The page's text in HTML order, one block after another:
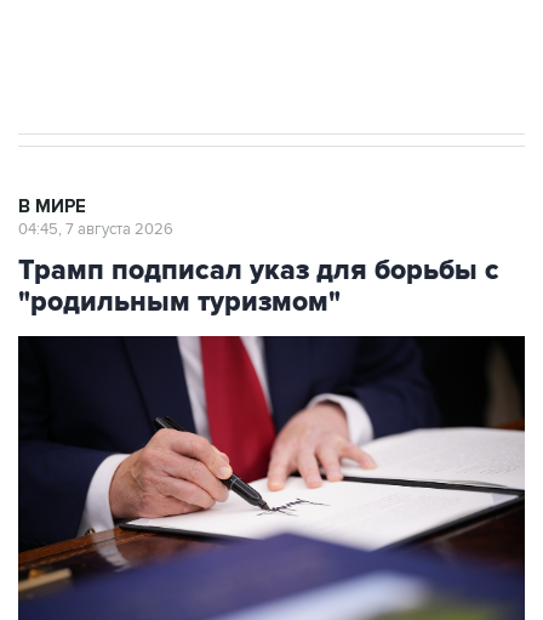
В МИРЕ
04:45, 7 августа 2026
Трамп подписал указ для борьбы с
"родильным туризмом"